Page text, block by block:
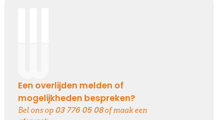
Moeilijk te uiten
Een overlijden melden of
mogelijkheden bespreken?
Bel ons op 03 776 05 08of maak een